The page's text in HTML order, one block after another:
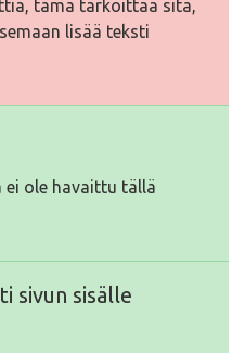
tämä tarkoittaa sitä,
lisää teksti
ei ole havaittu tällä
sivun sisälle